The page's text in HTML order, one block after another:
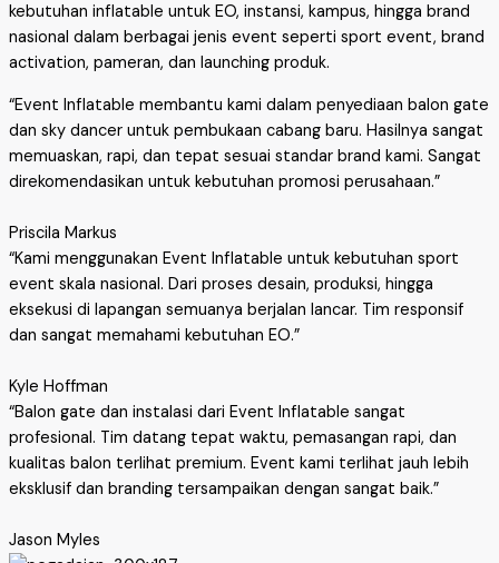
kebutuhan inflatable untuk EO, instansi, kampus, hingga brand
nasional dalam berbagai jenis event seperti sport event, brand
activation, pameran, dan launching produk.
“Event Inflatable membantu kami dalam penyediaan balon gate
dan sky dancer untuk pembukaan cabang baru. Hasilnya sangat
memuaskan, rapi, dan tepat sesuai standar brand kami. Sangat
direkomendasikan untuk kebutuhan promosi perusahaan.”
Priscila Markus
“Kami menggunakan Event Inflatable untuk kebutuhan sport
event skala nasional. Dari proses desain, produksi, hingga
eksekusi di lapangan semuanya berjalan lancar. Tim responsif
dan sangat memahami kebutuhan EO.”
Kyle Hoffman
“Balon gate dan instalasi dari Event Inflatable sangat
profesional. Tim datang tepat waktu, pemasangan rapi, dan
kualitas balon terlihat premium. Event kami terlihat jauh lebih
eksklusif dan branding tersampaikan dengan sangat baik.”
Jason Myles